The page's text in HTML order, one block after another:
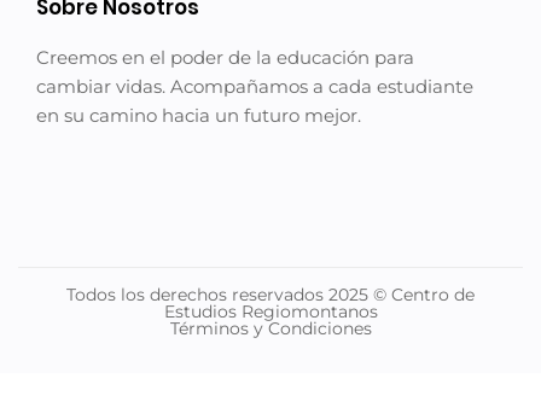
Sobre Nosotros
Creemos en el poder de la educación para
cambiar vidas. Acompañamos a cada estudiante
en su camino hacia un futuro mejor.
Todos los derechos reservados 2025 © Centro de
Estudios Regiomontanos
Términos y Condiciones